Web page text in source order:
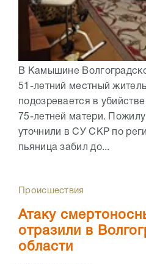
В Камышине
51-летний местный
подозревается в
75-летней матери.
уточнили в СУ СКР по
пьяница забил до...
Происшествия
Атаку
отразили в
области